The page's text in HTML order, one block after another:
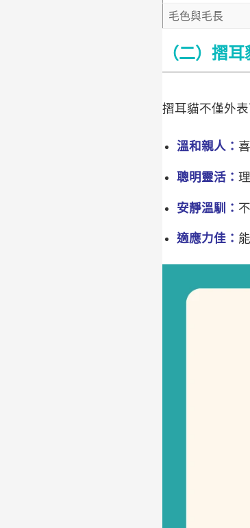
毛色與毛長
（二）摺
摺耳貓不僅外
溫和親人：
聰明靈活：
安靜溫馴：
適應力佳：